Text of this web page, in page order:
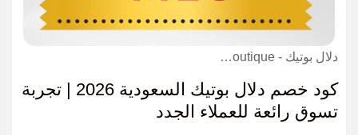
دلال بوتيك - Dalal Boutique كوبون
كود خصم دلال بوتيك السعودية 2026 | تجربة
تسوق رائعة للعملاء الجدد